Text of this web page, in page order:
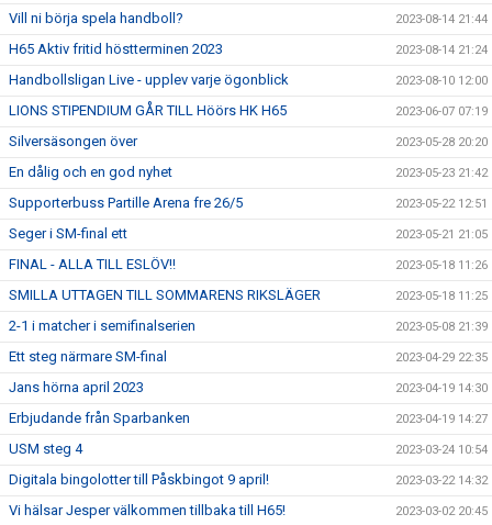
Vill ni börja spela handboll? 2023-08-14 21:44
H65 Aktiv fritid höstterminen 2023 2023-08-14 21:24
Handbollsligan Live - upplev varje ögonblick 2023-08-10 12:00
LIONS STIPENDIUM GÅR TILL Höörs HK H65 2023-06-07 07:19
Silversäsongen över 2023-05-28 20:20
En dålig och en god nyhet 2023-05-23 21:42
Supporterbuss Partille Arena fre 26/5 2023-05-22 12:51
Seger i SM-final ett 2023-05-21 21:05
FINAL - ALLA TILL ESLÖV!! 2023-05-18 11:26
SMILLA UTTAGEN TILL SOMMARENS RIKSLÄGER 2023-05-18 11:25
2-1 i matcher i semifinalserien 2023-05-08 21:39
Ett steg närmare SM-final 2023-04-29 22:35
Jans hörna april 2023 2023-04-19 14:30
Erbjudande från Sparbanken 2023-04-19 14:27
USM steg 4 2023-03-24 10:54
Digitala bingolotter till Påskbingot 9 april! 2023-03-22 14:32
Vi hälsar Jesper välkommen tillbaka till H65! 2023-03-02 20:45